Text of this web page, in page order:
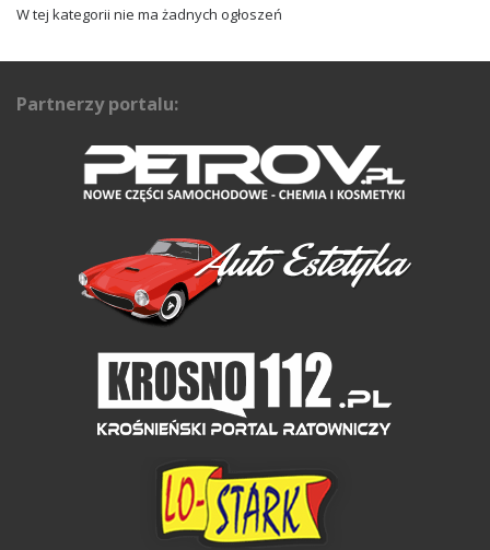
W tej kategorii nie ma żadnych ogłoszeń
Partnerzy portalu: